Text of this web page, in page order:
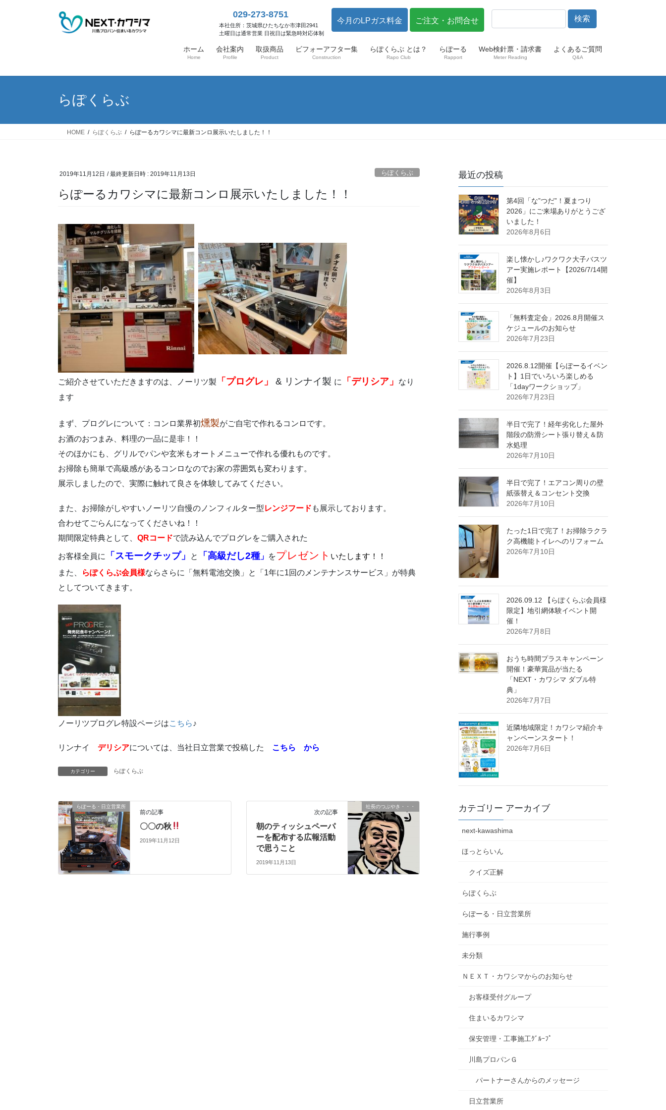
ス
ン
029-273-8751
本社住所：茨城県ひたちなか市津田2941
土曜日は通常営業 日祝日は緊急時対応体制
今月のLPガス料金 ご注文・お問合せ
ホーム
Home
会社案内
Profile
取扱商品
Product
ビフォーアフター集
Construction
らぽくらぶ とは？
Rapo Club
らぽーる
Rapport
Web検針票・請求書
Meter Reading
よくあるご質問
Q&A
らぽくらぶ
HOME らぽくらぶ らぽーるカワシマに最新コンロ展示いたしました！！
2019年11月12日 / 最終更新日時 : 2019年11月13日 らぽくらぶ
らぽーるカワシマに最新コンロ展示いたしました！！
ご紹介させていただきますのは、ノーリツ製 「プログレ」 & リンナイ製 に 「デリシア」
なり
ます
まず、プログレについて：コンロ業界初燻製がご自宅で作れるコンロです。
お酒のおつまみ、料理の一品に是非！！
そのほかにも、グリルでパンや玄米もオートメニューで作れる優れものです。
お掃除も簡単で高級感があるコンロなのでお家の雰囲気も変わります。
展示しましたので、実際に触れて良さを体験してみてください。
また、お掃除がしやすいノーリツ自慢のノンフィルター型レンジフード も展示しております。
合わせてごらんになってくださいね！！
期間限定特典として、 QRコードで読み込んでプログレをご購入された
お客様全員に 「スモークチップ」 と 「高級だし2種 」 をプレゼント いたします！！
また、
らぽくらぶ会員様ならさらに「無料電池交換」と「1年に1回のメンテナンスサービス」が特典
としてついてきます。
ノーリツプログレ特設ページはこちら♪
リンナイ デリシアについては、当社日立営業で投稿した こちら から
カテゴリー らぽくらぶ
らぽーる・日立営業所
前の記事
〇〇の秋
2019年11月12日
社長のつぶやき・・・
次の記事
朝のティッシュペーパ
ーを配布する広報活動
で思うこと
2019年11月13日
最近の投稿
第4回「な”つだ”！夏まつり
2026」にご来場ありがとうござ
いました！
2026年8月6日
楽し懐かし♪ワクワク大子バスツ
アー実施レポート【2026/7/14開
催】
2026年8月3日
「無料査定会」2026.8月開催ス
ケジュールのお知らせ
2026年7月23日
2026.8.12開催【らぽーるイベン
ト】1日でいろいろ楽しめる
「1dayワークショップ」
2026年7月23日
半日で完了！経年劣化した屋外
階段の防滑シート張り替え＆防
水処理
2026年7月10日
半日で完了！エアコン周りの壁
紙張替え＆コンセント交換
2026年7月10日
たった1日で完了！お掃除ラクラ
ク高機能トイレへのリフォーム
2026年7月10日
2026.09.12 【らぽくらぶ会員様
限定】地引網体験イベント開
催！
2026年7月8日
おうち時間プラスキャンペーン
開催！豪華賞品が当たる
「NEXT・カワシマ ダブル特
典」
2026年7月7日
近隣地域限定！カワシマ紹介キ
ャンペーンスタート！
2026年7月6日
カテゴリー アーカイブ
next-kawashima
ほっとらいん
クイズ正解
らぽくらぶ
らぽーる・日立営業所
施行事例
未分類
ＮＥＸＴ・カワシマからのお知らせ
お客様受付グループ
住まいるカワシマ
保安管理・工事施工ｸﾞﾙｰﾌﾟ
川島プロパンＧ
パートナーさんからのメッセージ
日立営業所